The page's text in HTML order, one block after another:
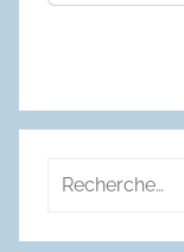
Recherche
: